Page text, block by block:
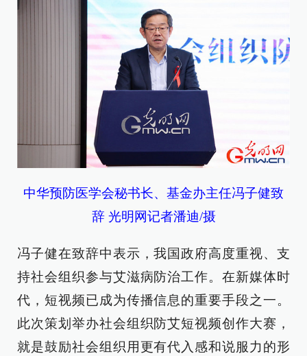
中华预防医学会秘书长、基金办主任冯子健致
辞 光明网记者潘迪/摄
冯子健在致辞中表示，我国政府高度重视、支
持社会组织参与艾滋病防治工作。在新媒体时
代，短视频已成为传播信息的重要手段之一。
此次策划举办社会组织防艾短视频创作大赛，
就是鼓励社会组织用更有代入感和说服力的形